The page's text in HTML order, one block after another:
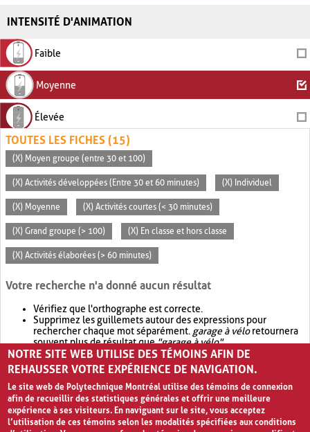
INTENSITÉ D'ANIMATION
Faible
Moyenne
Élevée
TOUTES LES FICHES (15)
(X) Moyen groupe (entre 30 et 100)
(X) Activités développées (Entre 30 et 60 minutes) (X) Individuel
(X) Moyenne (X) Activités courtes (< 30 minutes)
(X) Grand groupe (> 100) (X) En classe et hors classe
(X) Activités élaborées (> 60 minutes)
Votre recherche n'a donné aucun résultat
Vérifiez que l'orthographe est correcte.
Supprimez les guillemets autour des expressions pour
rechercher chaque mot séparément. garage à véloretournera
souvent plus de résultat que"garage à vélo".
Envisagez d'élargir votre recherche avec OR.garage OR vélo
retournera souvent plus de résultat quegarage à vélo
NOTRE SITE WEB UTILISE DES TÉMOINS AFIN DE
REHAUSSER VOTRE EXPÉRIENCE DE NAVIGATION.
Le site web de Polytechnique Montréal utilise des témoins de connexion
afin de recueillir des statistiques générales et offrir une meilleure
expérience à ses visiteurs. En naviguant sur le site, vous acceptez
l’utilisation de ces témoins selon les modalités spécifiées aux conditions